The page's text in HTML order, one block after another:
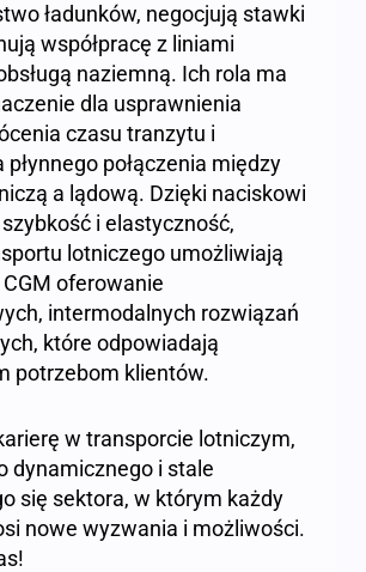
ładunków, negocjują stawki
współpracę z liniami
naziemną. Ich rola ma
dla usprawnienia
czasu tranzytu i
połączenia między
a lądową. Dzięki naciskowi
i elastyczność,
lotniczego umożliwiają
oferowanie
intermodalnych rozwiązań
które odpowiadają
potrzebom klientów.
w transporcie lotniczym,
dynamicznego i stale
się sektora, w którym każdy
nowe wyzwania i możliwości.